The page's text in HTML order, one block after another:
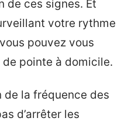
de ces signes. Et
votre rythme
pouvez vous
pointe à domicile.
la fréquence des
d’arrêter les